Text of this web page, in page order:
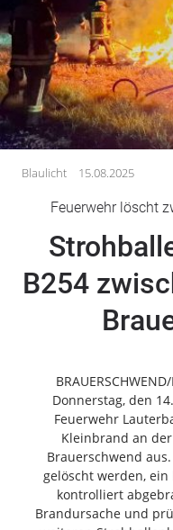
Gesundheit
Kultur
Lifestyle
Wirtschaft
Vogelsberg
Alsfeld
Romrod
Homberg
Ohm
Schotten
Antrifttal
Feldatal
Freiensteinau
Gemünden
Grebenau
Grebenhain
Herbstein
Blaulicht 15.08.2025
Feuerwehr löscht
B254
Donnerstag, den
Feuerwehr
Kleinbrand an
Brauerschwend
gelöscht werden,
kontrolliert
Brandursache und